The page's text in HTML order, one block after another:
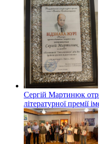
Сергій Мартинюк
літературної премії